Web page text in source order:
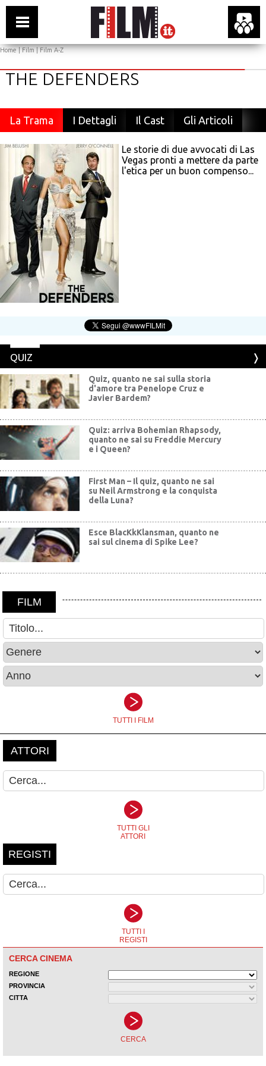
Home|Film|Film A-Z
THE DEFENDERS
La Trama I Dettagli Il Cast Gli Articoli
Le storie di due avvocati di Las
Vegas pronti a mettere da parte
l'etica per un buon compenso...
QUIZ
Quiz, quanto ne sai sulla storia
d'amore tra Penelope Cruz e
Javier Bardem?
Quiz: arriva Bohemian Rhapsody,
quanto ne sai su Freddie Mercury
e i Queen?
First Man – Il quiz, quanto ne sai
su Neil Armstrong e la conquista
della Luna?
Esce BlacKkKlansman, quanto ne
sai sul cinema di Spike Lee?